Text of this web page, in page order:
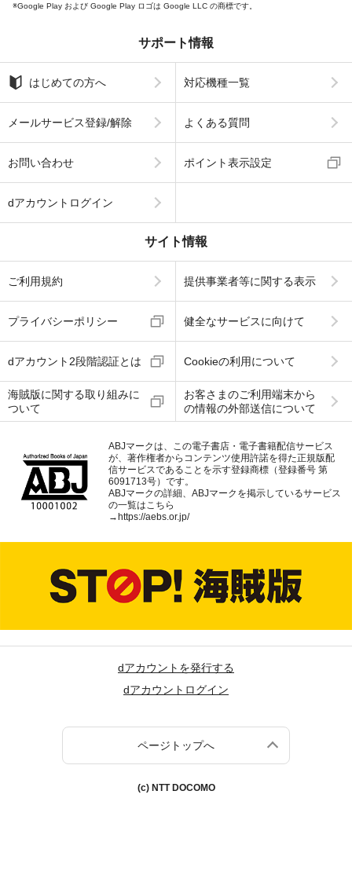
Google Play および Google Play ロゴは Google LLC の商標です。
サポート情報
はじめての方へ 対応機種一覧
メールサービス登録/解除 よくある質問
お問い合わせ ポイント表示設定
dアカウントログイン
サイト情報
ご利用規約 提供事業者等に関する表示
プライバシーポリシー 健全なサービスに向けて
dアカウント2段階認証とは Cookieの利用について
海賊版に関する取り組みに
ついて
お客さまのご利用端末から
の情報の外部送信について
ABJマークは、この電子書店・電子書籍配信サービス
が、著作権者からコンテンツ使用許諾を得た正規版配
信サービスであることを示す登録商標（登録番号 第
6091713号）です。
ABJマークの詳細、ABJマークを掲示しているサービス
の一覧はこちら
→https://aebs.or.jp/
dアカウントを発行する
dアカウントログイン
ページトップへ
(c) NTT DOCOMO